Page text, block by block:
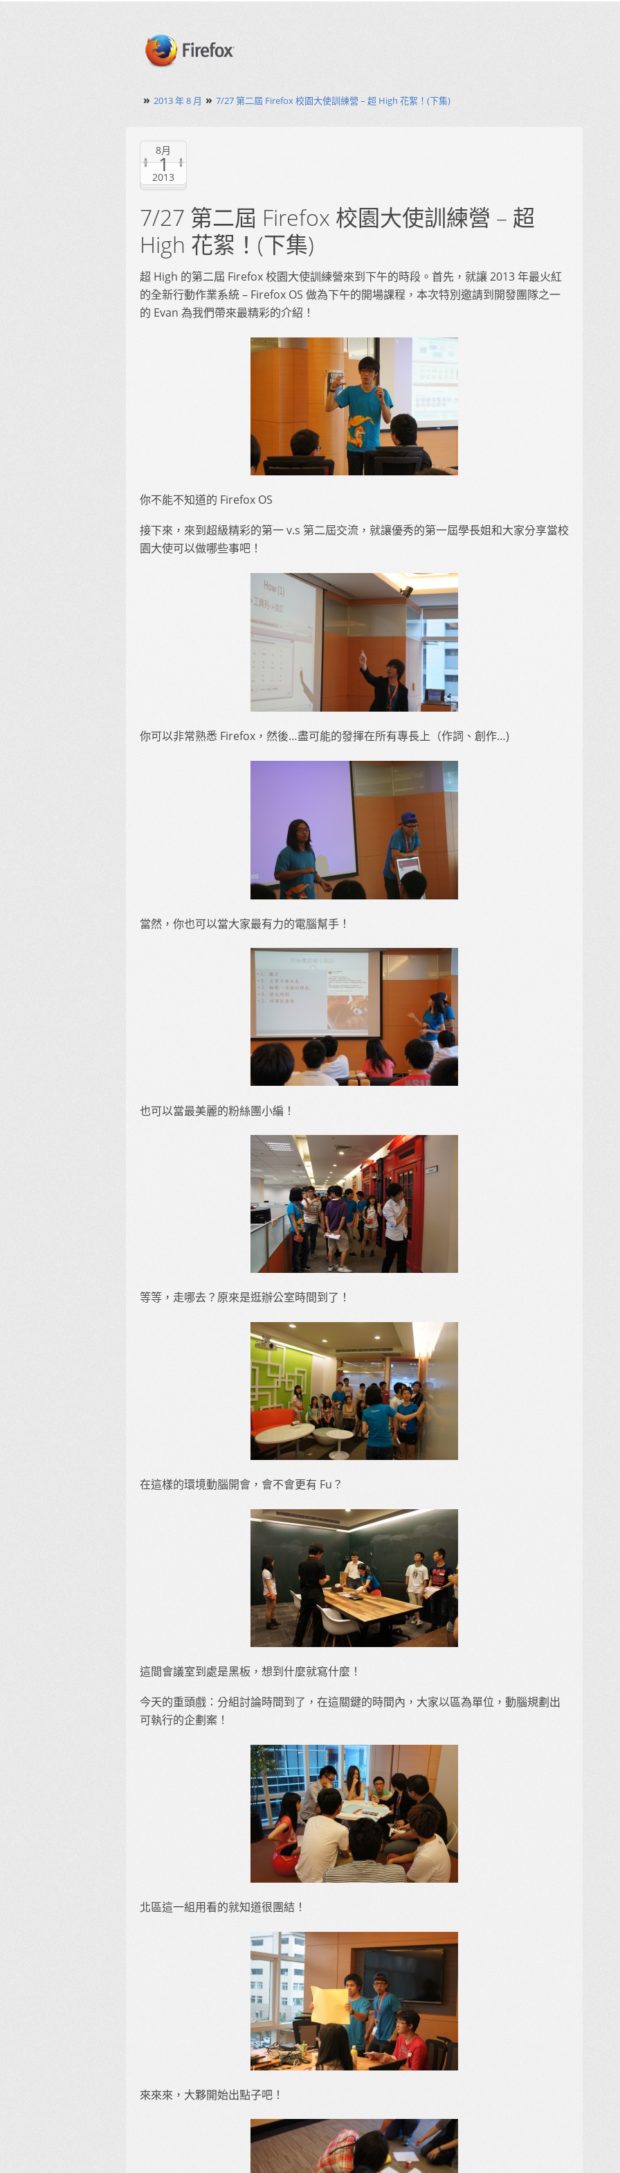
» 2013 年 8 月 » 7/27 第二屆 Firefox 校園大使訓練營 – 超 High 花絮！(下集)
8月
1
2013
7/27 第二屆 Firefox 校園大使訓練營 – 超
High 花絮！(下集)
超 High 的第二屆 Firefox 校園大使訓練營來到下午的時段。首先，就讓 2013 年最火紅
的全新行動作業系統 – Firefox OS 做為下午的開場課程，本次特別邀請到開發團隊之一
的 Evan 為我們帶來最精彩的介紹！
你不能不知道的 Firefox OS
接下來，來到超級精彩的第一 v.s 第二屆交流，就讓優秀的第一屆學長姐和大家分享當校
園大使可以做哪些事吧！
你可以非常熟悉 Firefox，然後…盡可能的發揮在所有專長上（作詞、創作…)
當然，你也可以當大家最有力的電腦幫手！
也可以當最美麗的粉絲團小編！
等等，走哪去？原來是逛辦公室時間到了！
在這樣的環境動腦開會，會不會更有 Fu？
這間會議室到處是黑板，想到什麼就寫什麼！
今天的重頭戲：分組討論時間到了，在這關鍵的時間內，大家以區為單位，動腦規劃出
可執行的企劃案！
北區這一組用看的就知道很團結！
來來來，大夥開始出點子吧！